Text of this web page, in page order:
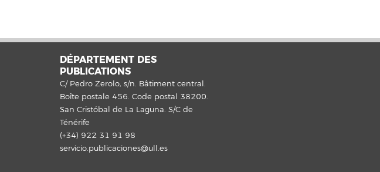
DÉPARTEMENT DES
PUBLICATIONS
C/ Pedro Zerolo, s/n. Bâtiment central.
Boîte postale 456. Code postal 38200.
San Cristóbal de La Laguna. S/C de
Ténérife
(+34) 922 31 91 98
servicio.publicaciones@ull.es